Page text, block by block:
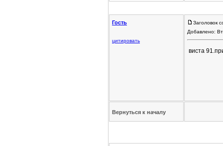
Гость
цитировать
Заголовок
Добавлено:
виста
Вернуться к началу